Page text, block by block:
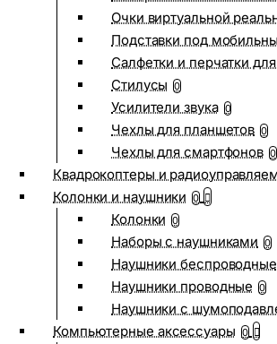
Очки виртуальной
Подставки под
Салфетки и перчатки
Стилусы 0
Усилители звука 0
Чехлы для планшетов 0
Чехлы для смартфонов 0
Квадрокоптеры и
Колонки и наушники 0
Колонки 0
Наборы с наушниками 0
Наушники беспроводные
Наушники проводные 0
Наушники с
Компьютерные аксессуары 0